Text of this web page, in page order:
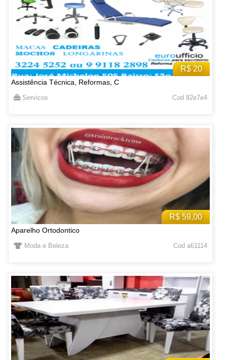
R$ 20
Assistência Técnica, Reformas, C
Servicos Cod 82e7e4
R$ 59,00
Aparelho Ortodontico
Moda e Beleza Cod a61114